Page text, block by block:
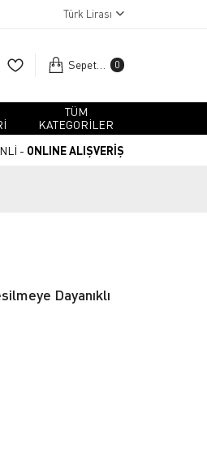
Türk Lirası
Sepetim 0
TÜM
KATEGORİLER
- ONLINE ALIŞVERİŞ
Dayanıklı